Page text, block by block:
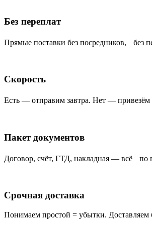
Без переплат
Прямые поставки без посредников, без
Скорость
Есть — отправим завтра. Нет —
Пакет документов
Договор, счёт, ГТД, накладная — всё по
Срочная доставка
Понимаем простой = убытки. Доставляем